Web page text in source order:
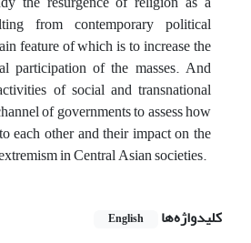
from contemporary political
feature of which is to increase the
participation of the masses. And
of social and transnational
of governments to assess how
each other and their impact on the
in Central Asian societies.
کلیدواژه‌ها English